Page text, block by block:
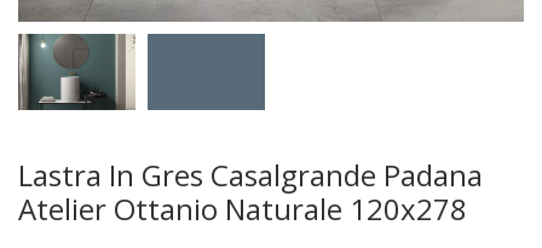
Lastra In Gres Casalgrande Padana
Atelier Ottanio Naturale 120x278